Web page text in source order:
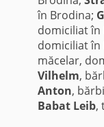
în Brodina;
domiciliat în
domiciliat în
măcelar,
Vilhelm,
Anton,
Babat Leib,